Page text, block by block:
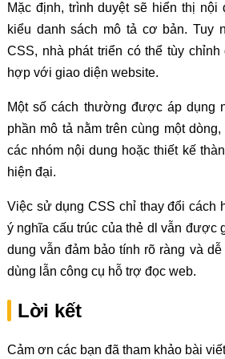
Mặc định, trình duyệt sẽ hiển thị nội
kiểu danh sách mô tả cơ bản. Tuy
CSS, nhà phát triển có thể tùy
hợp với giao diện website.
Một số cách thường được áp dụng
phần mô tả nằm trên cùng một
các nhóm nội dung hoặc thiết kế
hiện đại.
Việc sử dụng CSS chỉ thay đổi cách
ý nghĩa cấu trúc của thẻ dl vẫn được
dung vẫn đảm bảo tính rõ ràng và
dùng lẫn công cụ hỗ trợ đọc web.
Lời kết
Cảm ơn các bạn đã tham khảo bài